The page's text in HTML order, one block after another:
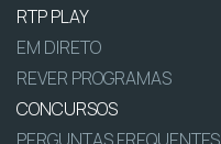
RTP PLAY
EM DIRETO
REVER PROGRAMAS
CONCURSOS